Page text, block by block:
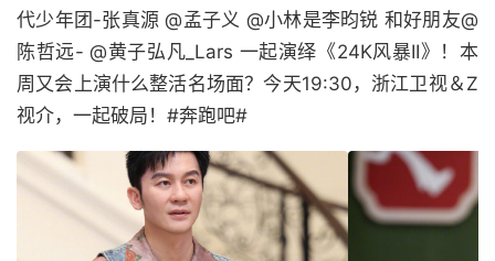
代少年团-张真源 @孟子义 @小林是李昀锐 和好朋友@
陈哲远- @黄子弘凡_Lars 一起演绎《24K风暴II》！本
周又会上演什么整活名场面？今天19:30，浙江卫视＆Z
视介，一起破局！#奔跑吧#